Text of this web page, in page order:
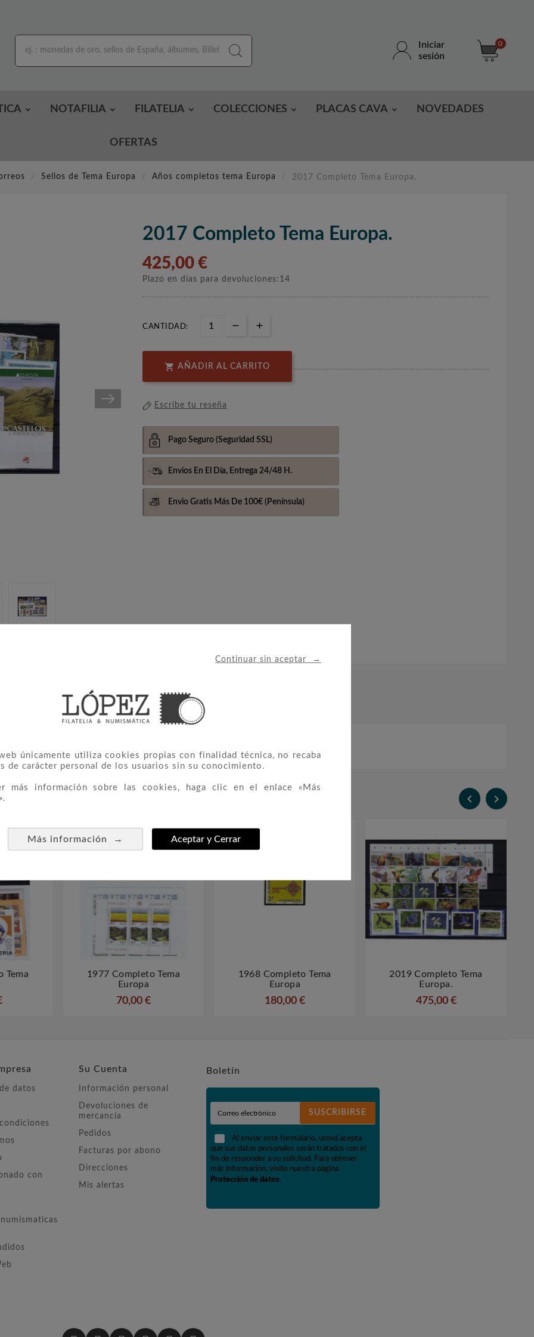
Continuar sin aceptar →
únicamente utiliza cookies propias con finalidad técnica, no recaba
de carácter personal de los usuarios sin su conocimiento.
más información sobre las cookies, haga clic en el enlace «Más
Más información → Aceptar y Cerrar
Iniciar
sesión
0
NOTAFILIA FILATELIA COLECCIONES PLACAS CAVA NOVEDADES
OFERTAS
Sellos de Tema Europa Años completos tema Europa 2017 Completo Tema Europa.
2017 Completo Tema Europa.
425,00 €
Plazo en días para devoluciones:14
CANTIDAD:
 AÑADIR AL CARRITO
Escribe tu reseña
Pago Seguro (Seguridad SSL)
Envíos En El Día, Entrega 24/48 H.
Envio Gratis Más De 100€ (Península)
 
Tema
 
1977 Completo Tema
Europa
70,00 €
 
1968 Completo Tema
Europa
180,00 €
 
2019 Completo Tema
Europa.
475,00 €
datos
con
Su Cuenta
Información personal
Devoluciones de
mercancía
Pedidos
Facturas por abono
Direcciones
Mis alertas
Boletín
SUSCRIBIRSE
Al enviar este formulario, usted acepta
que sus datos personales serán tratados con el
fin de responder a su solicitud. Para obtener
más información, visite nuestra página
Protección de datos.